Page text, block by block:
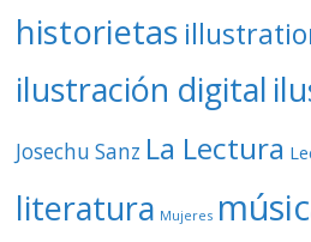
historietas
ilustración digital
Josechu Sanz La Lectura
literatura Mujeres